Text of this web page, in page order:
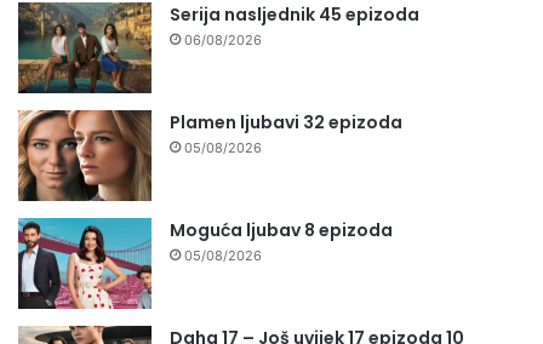
Serija nasljednik 45 epizoda
06/08/2026
Plamen ljubavi 32 epizoda
05/08/2026
Moguća ljubav 8 epizoda
05/08/2026
Daha 17 – Još uvijek 17 epizoda 10